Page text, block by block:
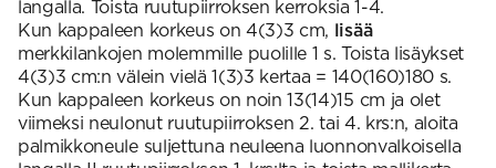
langalla. Toista ruutupiirroksen kerroksia 1-4.
Kun kappaleen korkeus on 4(3)3 cm, lisää
merkkilankojen molemmille puolille 1 s. Toista lisäykset
4(3)3 cm:n välein vielä 1(3)3 kertaa = 140(160)180 s.
Kun kappaleen korkeus on noin 13(14)15 cm ja olet
viimeksi neulonut ruutupiirroksen 2. tai 4. krs:n, aloita
palmikkoneule suljettuna neuleena luonnonvalkoisella